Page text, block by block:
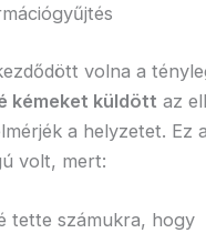
volna a
kémeket küldött az
a helyzetet. Ez
volt, mert:
tette számukra, hogy